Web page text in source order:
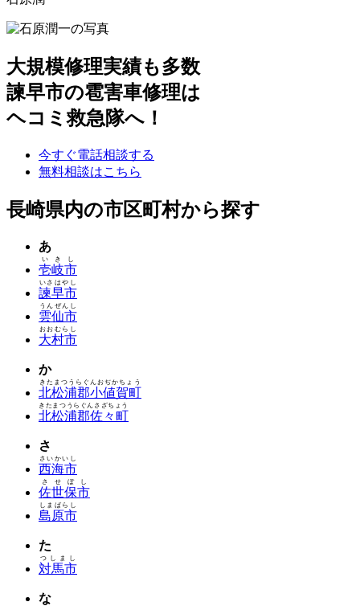
大規模修理実績も多数
諫早市の雹害車修理は
ヘコミ救急隊へ！
今すぐ電話相談する
無料相談はこちら
長崎県内の市区町村から探す
あ
壱岐市
いきし
諫早市
いさはやし
雲仙市
うんぜんし
大村市
おおむらし
か
北松浦郡小値賀町
きたまつうらぐんおぢかちょう
北松浦郡佐々町
きたまつうらぐんさざちょう
さ
西海市
さいかいし
佐世保市
させぼし
島原市
しまばらし
た
対馬市
つしまし
な